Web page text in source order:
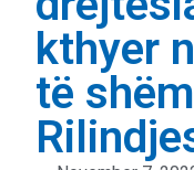
kthyer
të